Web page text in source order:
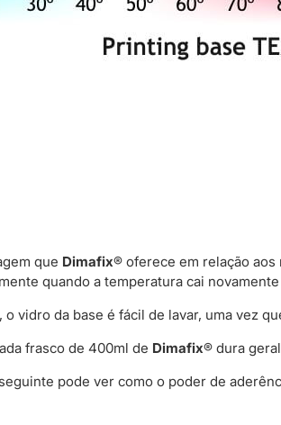
que Dimafix® oferece em relação
quando a temperatura cai
o vidro da base é fácil de lavar, uma vez
frasco de 400ml de Dimafix® dura
pode ver como o poder de